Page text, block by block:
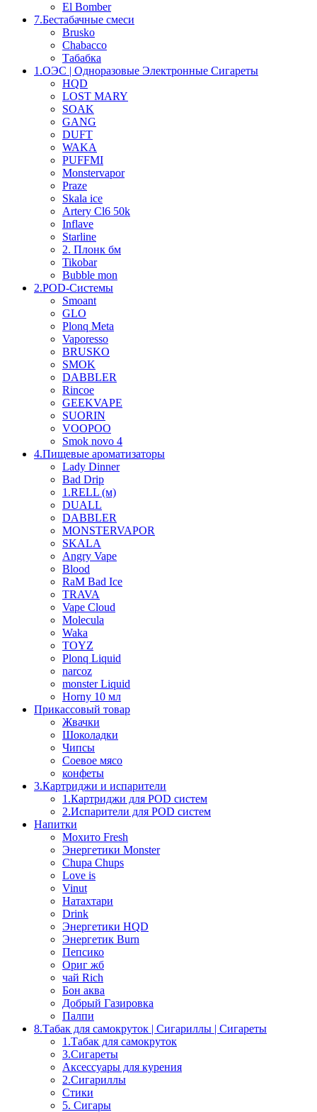
El Bomber
7.Бестабачные смеси
Brusko
Chabacco
Табабка
1.OЭС | Одноразовые Электронные Сигареты
HQD
LOST MARY
SOAK
GANG
DUFT
WAKA
PUFFMI
Monstervapor
Praze
Skala ice
Artery Cl6 50k
Inflave
Starline
2. Плонк бм
Tikobar
Bubble mon
2.POD-Системы
Smoant
GLO
Plonq Meta
Vaporesso
BRUSKO
SMOK
DABBLER
Rincoe
GEEKVAPE
SUORIN
VOOPOO
Smok novo 4
4.Пищевые ароматизаторы
Lady Dinner
Bad Drip
1.RELL (м)
DUALL
DABBLER
MONSTERVAPOR
SKALA
Angry Vape
Blood
RaM Bad Ice
TRAVA
Vape Cloud
Molecula
Waka
TOYZ
Plonq Liquid
narcoz
monster Liquid
Horny 10 мл
Прикассовый товар
Жвачки
Шоколадки
Чипсы
Соевое мясо
конфеты
3.Картриджи и испарители
1.Картриджи для POD систем
2.Испарители для POD систем
Напитки
Мохито Fresh
Энергетики Monster
Chupa Chups
Love is
Vinut
Натахтари
Drink
Энергетики HQD
Энергетик Burn
Пепсико
Ориг жб
чай Rich
Бон аква
Добрый Газировка
Палпи
8.Табак для самокруток | Сигариллы | Cигареты
1.Табак для самокруток
3.Сигареты
Аксессуары для курения
2.Сигариллы
Стики
5. Сигары